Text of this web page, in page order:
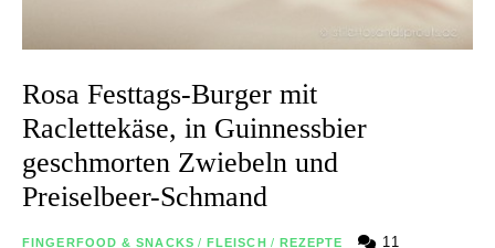
Rosa Festtags-Burger mit
Raclettekäse, in Guinnessbier
geschmorten Zwiebeln und
Preiselbeer-Schmand
FINGERFOOD & SNACKS / FLEISCH / REZEPTE 11